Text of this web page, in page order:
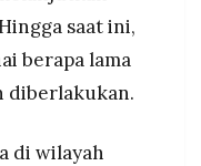
saat ini,
berapa lama
diberlakukan.
di wilayah